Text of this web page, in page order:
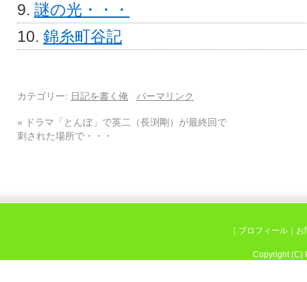
謎の光・・・
錦糸町谷記
カテゴリー: 日記を書く俺 パーマリンク
«
ドラマ「とんぼ」で英二（長渕剛）が最終回で
刺された場所で・・・
プロフィール お
Copyright (C)